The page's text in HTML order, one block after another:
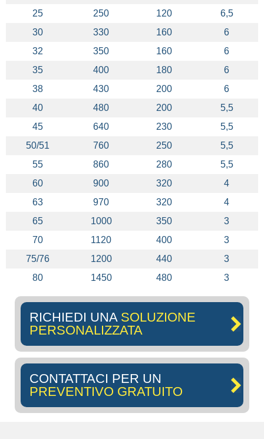
25
250 120
6,5
30
330 160
6
32
350 160
6
35
400 180
6
38
430 200
6
40
480 200
5,5
45
640 230
5,5
50/51
760 250
5,5
55
860 280
5,5
60
900 320
4
63
970 320
4
65
1000 350
3
70
1120 400
3
75/76
1200 440
3
80
1450 480 3
RICHIEDI UNA SOLUZIONE
PERSONALIZZATA
CONTATTACI PER UN
PREVENTIVO GRATUITO